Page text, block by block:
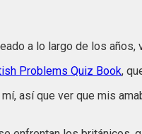
a lo largo de los años,
Problems Quiz Book,
así que ver que mis